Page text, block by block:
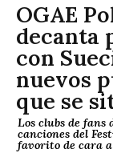
OGAE
decanta
con
nuevos
que se
Los clubs de fans
canciones del
favorito de cara